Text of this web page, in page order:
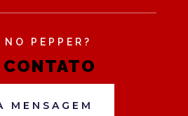
PEPPER?
MENSAGEM